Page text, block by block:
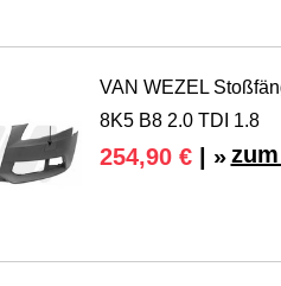
VAN WEZEL
8K5 B8 2.0 TDI 1.8
254,90 €| »